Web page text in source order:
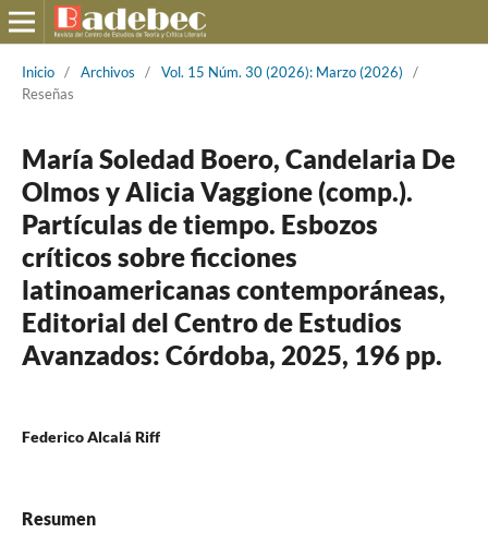
Inicio / Archivos / Vol. 15 Núm. 30 (2026): Marzo (2026)
/
Reseñas
María Soledad Boero, Candelaria De
Olmos y Alicia Vaggione (comp.).
Partículas de tiempo. Esbozos
críticos sobre ficciones
latinoamericanas contemporáneas,
Editorial del Centro de Estudios
Avanzados: Córdoba, 2025, 196 pp.
Federico Alcalá Riff
Resumen